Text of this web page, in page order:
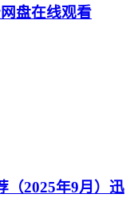
盘在线观看
（2025年9月）迅